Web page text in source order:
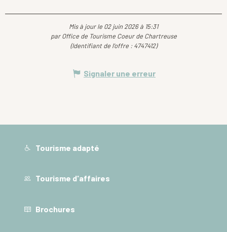
Mis à jour le 02 juin 2026 à 15:31
par Office de Tourisme Coeur de Chartreuse
(Identifiant de l'offre : 4747412)
Signaler une erreur
Tourisme adapté
Tourisme d'affaires
Brochures